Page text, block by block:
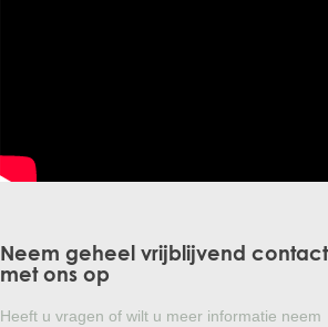
Neem geheel vrijblijvend contact
met ons op
Heeft u vragen of wilt u meer informatie neem